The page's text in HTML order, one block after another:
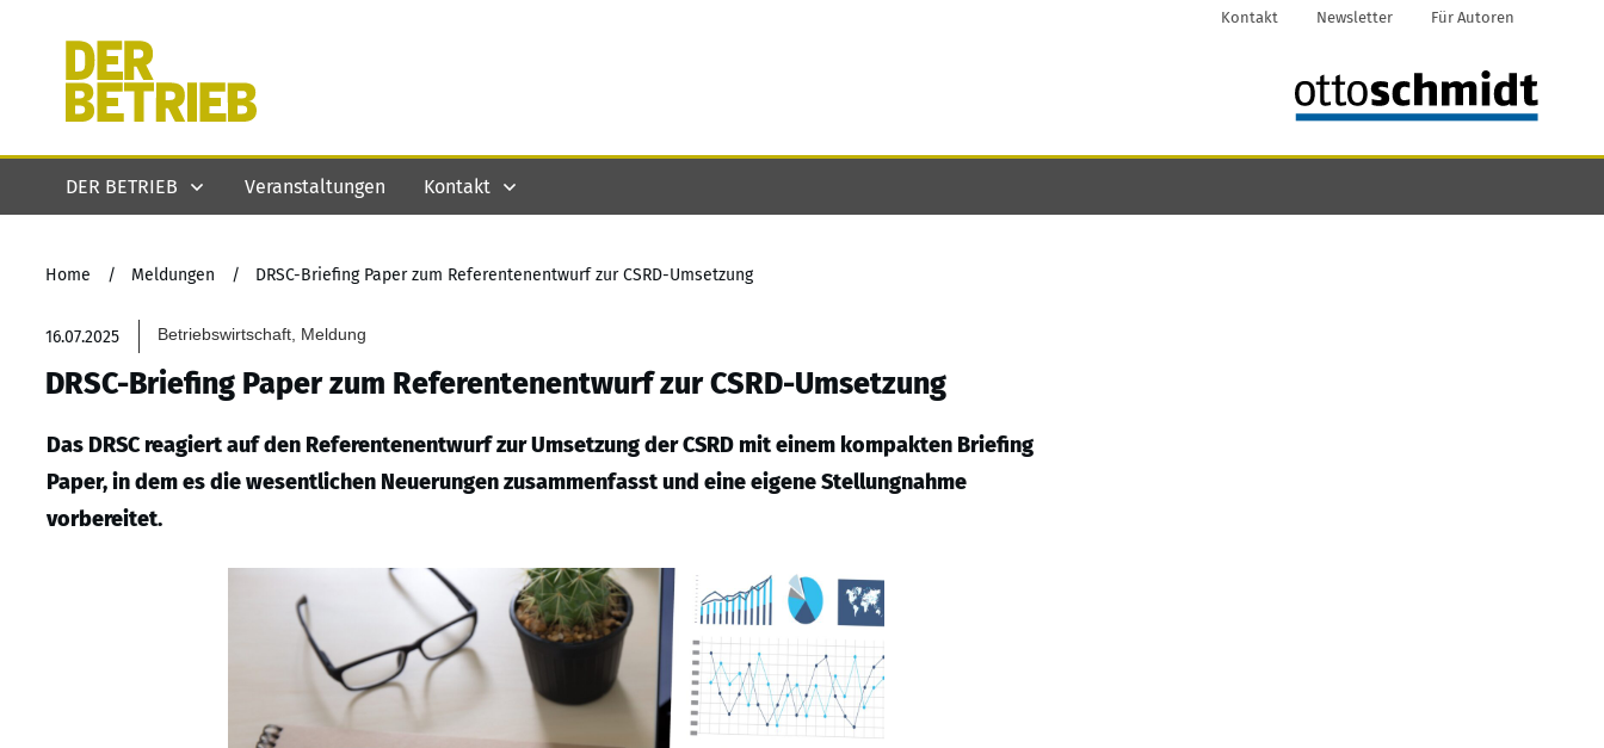
Kontakt Newsletter Für Autoren
DER BETRIEB Veranstaltungen Kontakt
Home / Meldungen / DRSC-Briefing Paper zum Referentenentwurf zur CSRD-Umsetzung
16.07.2025 Betriebswirtschaft, Meldung
DRSC-Briefing Paper zum Referentenentwurf zur CSRD-Umsetzung
Das DRSC reagiert auf den Referentenentwurf zur Umsetzung der CSRD mit einem kompakten Briefing
Paper, in dem es die wesentlichen Neuerungen zusammenfasst und eine eigene Stellungnahme
vorbereitet.